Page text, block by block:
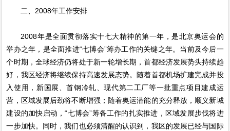
二、2008年工作安排
2008年是全面贯彻落实十七大精神的第一年，是北京奥运会的
举办之年，是全面推进“七博会”筹办工作的关键之年。当前及今后一
个时期，全球经济仍将处于新一轮增长期，首都经济发展势头持续趋
好，我区经济将继续保持高速发展态势。随着首都机场扩建完成并投
入使用，新国展、首钢冷轧、现代第二工厂等一批重点项目建成运
营，区域发展后劲将不断增强；随着奥运潜能的充分释放，顺义新城
建设的加快启动，“七博会”筹备工作的扎实推进，区域发展步伐将进
一步加快。同时，我们也必须清醒的认识到，我区的发展已经与国际